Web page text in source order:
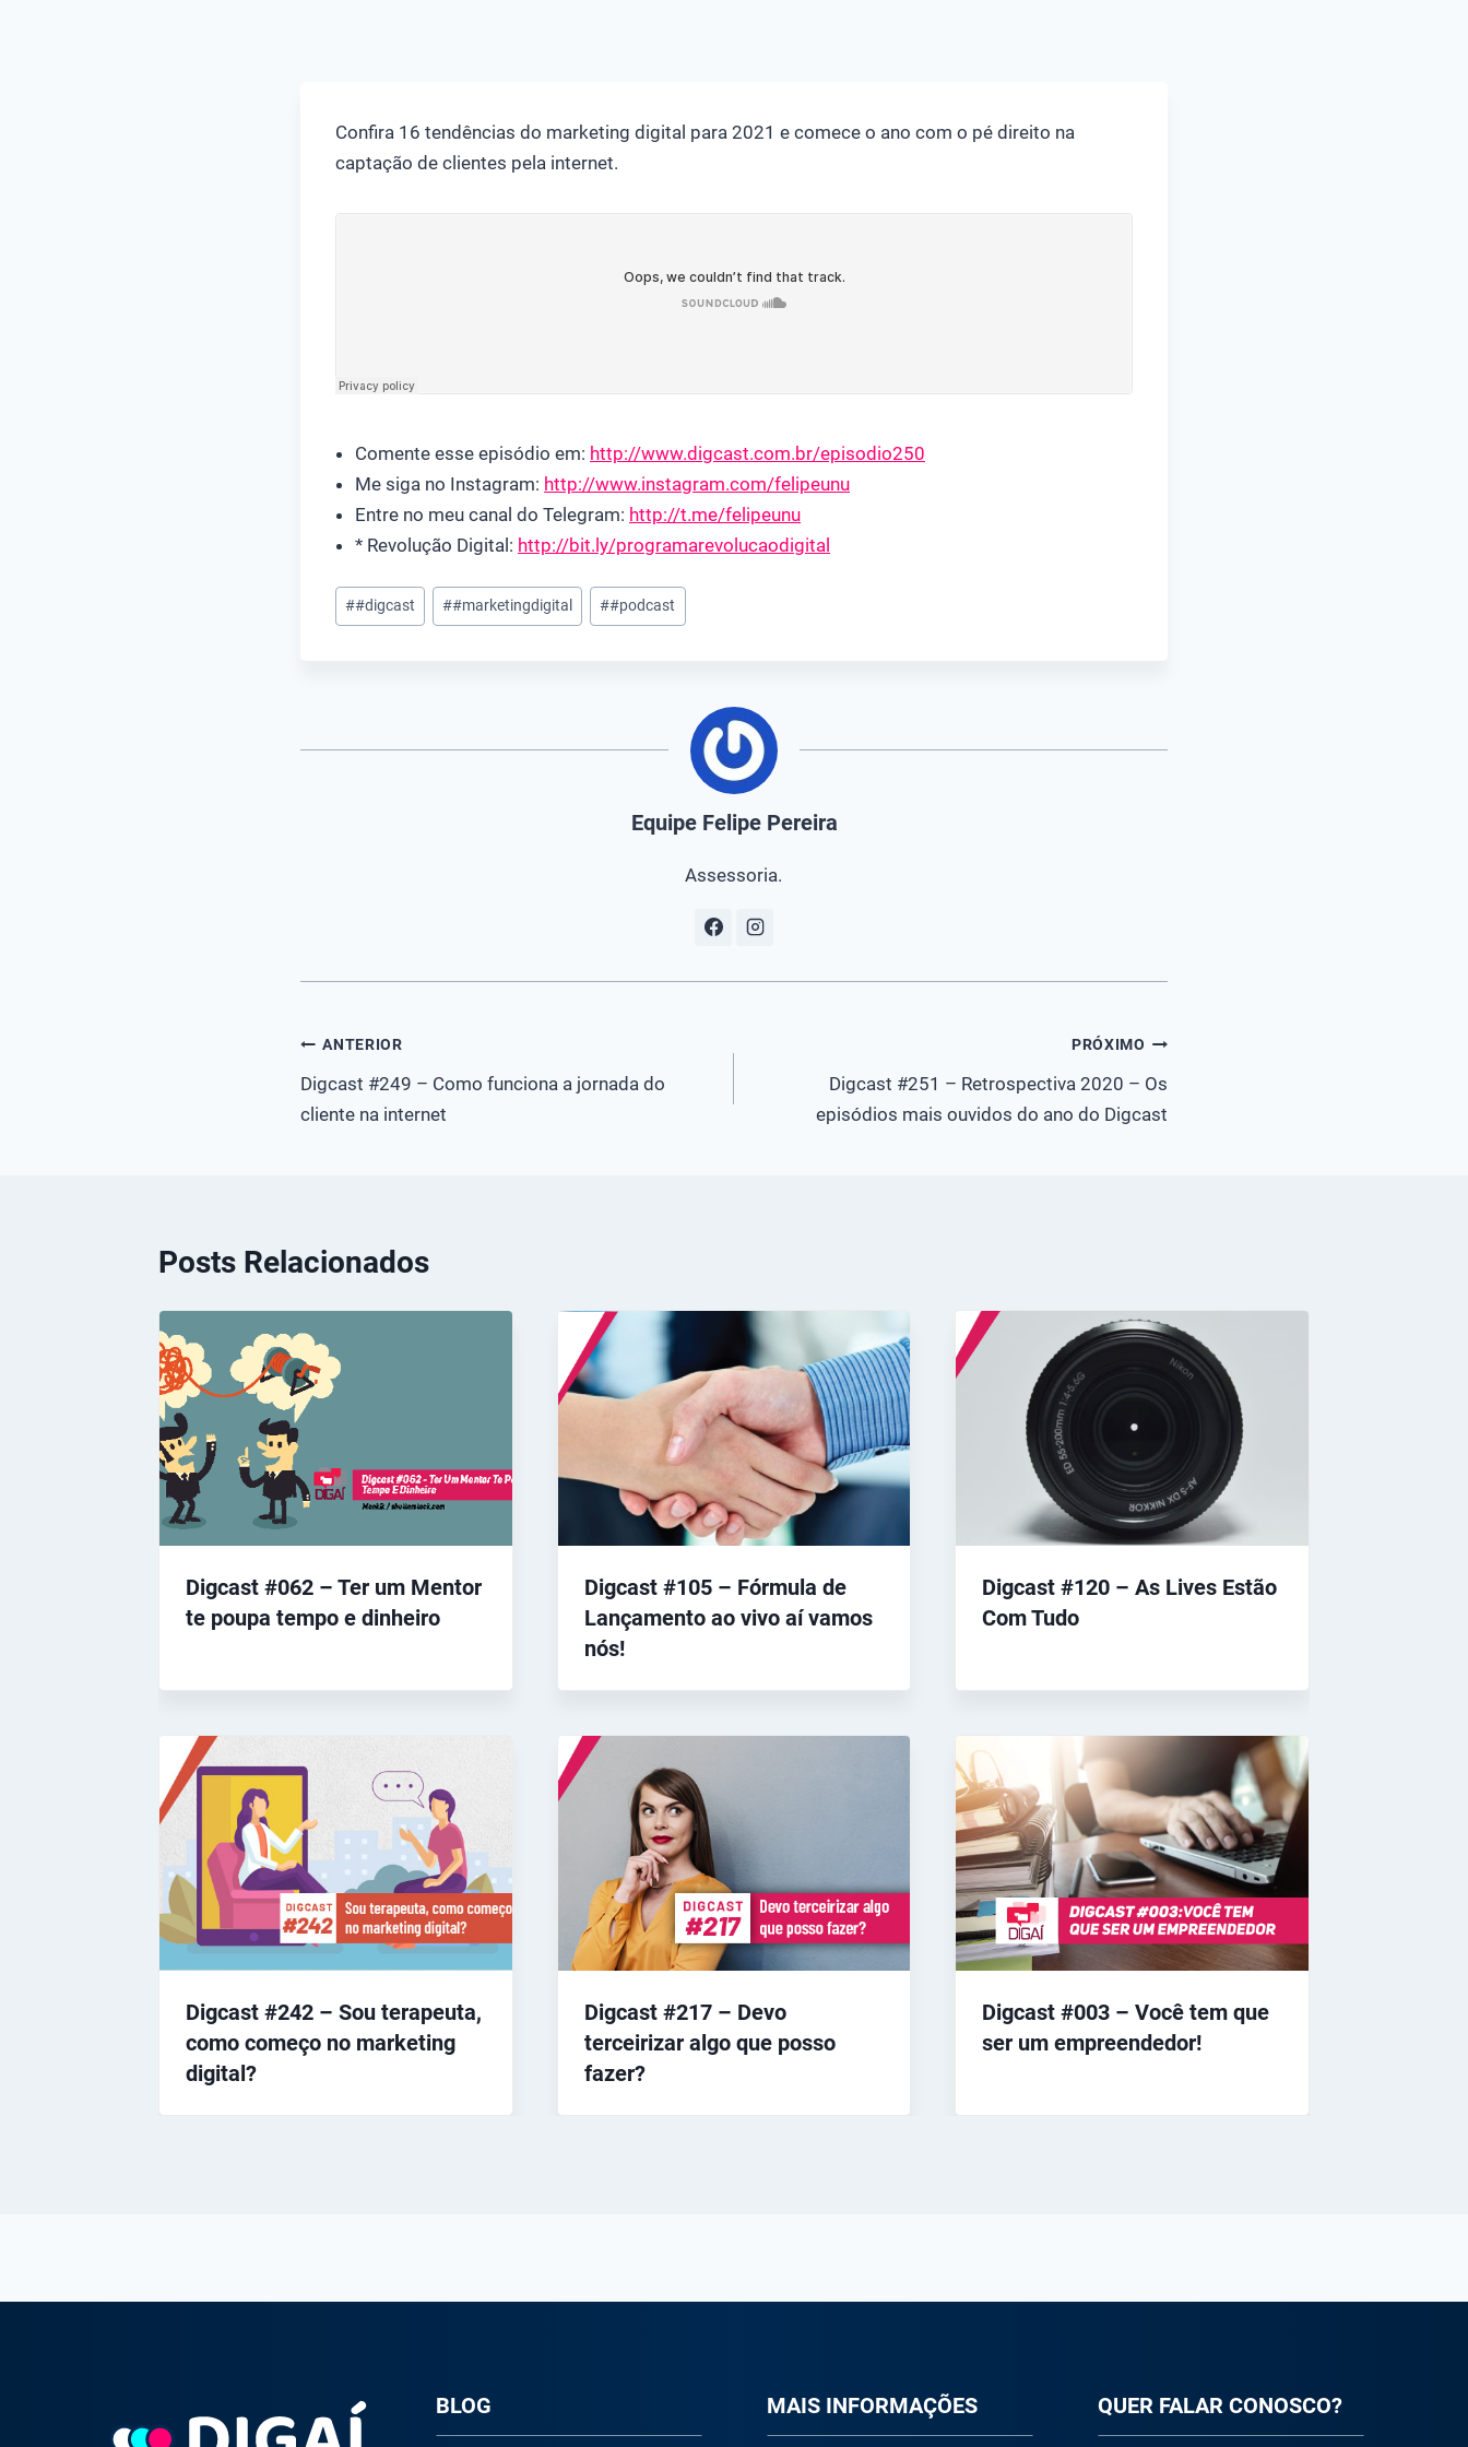
Confira 16 tendências do marketing digital para 2021 e comece o ano com o pé direito na
captação de clientes pela internet.
Comente esse episódio em: http://www.digcast.com.br/episodio250
Me siga no Instagram: http://www.instagram.com/felipeunu
Entre no meu canal do Telegram: http://t.me/felipeunu
* Revolução Digital: http://bit.ly/programarevolucaodigital
Tags
do
##digcast ##marketingdigital ##podcast
Equipe Felipe Pereira
Assessoria.
Navegação
de
ANTERIOR
Digcast #249 – Como funciona a jornada do
cliente na internet
PRÓXIMO
Digcast #251 – Retrospectiva 2020 – Os
episódios mais ouvidos do ano do Digcast
Posts Relacionados
Digcast #062 – Ter um Mentor
te poupa tempo e dinheiro
Digcast #105 – Fórmula de
Lançamento ao vivo aí vamos
nós!
Digcast #120 – As Lives Estão
Com Tudo
Digcast #242 – Sou terapeuta,
como começo no marketing
digital?
Digcast #217 – Devo
terceirizar algo que posso
fazer?
Digcast #003 – Você tem que
ser um empreendedor!
BLOG MAIS INFORMAÇÕES QUER FALAR CONOSCO?